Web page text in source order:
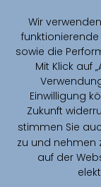
Wir
sowie die
Mit Klick auf
Einwilligung
Zukunft
stimmen Sie
zu und nehmen
auf der
CAIMed is funded
funding program
Culture and the